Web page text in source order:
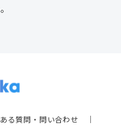
る質問・問い合わせ ｜